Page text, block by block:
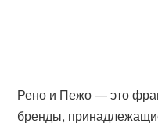
Рено и Пежо — это
бренды,